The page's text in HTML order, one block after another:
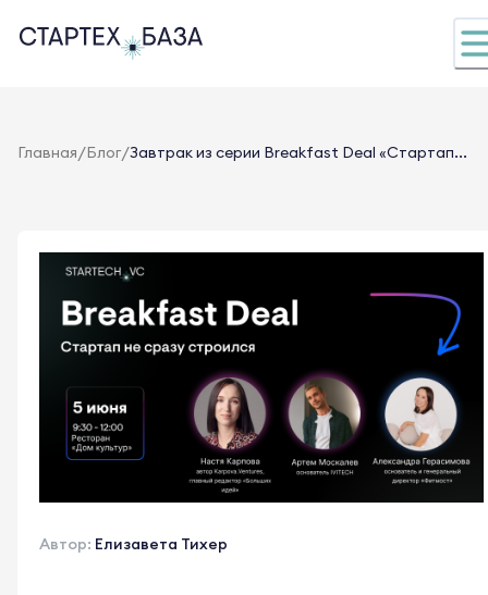
Главная/Блог/Завтрак из серии Breakfast Deal «Стартап...
Автор: Елизавета Тихер